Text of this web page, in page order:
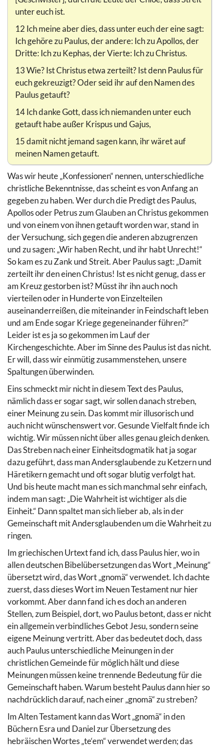
unter euch ist.
12 Ich meine aber dies, dass unter euch der eine sagt:
Ich gehöre zu Paulus, der andere: Ich zu Apollos, der
Dritte: Ich zu Kephas, der Vierte: Ich zu Christus.
13 Wie? Ist Christus etwa zerteilt? Ist denn Paulus für
euch gekreuzigt? Oder seid ihr auf den Namen des
Paulus getauft?
14 Ich danke Gott, dass ich niemanden unter euch
getauft habe außer Krispus und Gajus,
15 damit nicht jemand sagen kann, ihr wäret auf
meinen Namen getauft.
Was wir heute „Konfessionen“ nennen, unterschiedliche
christliche Bekenntnisse, das scheint es von Anfang an
gegeben zu haben. Wer durch die Predigt des Paulus,
Apollos oder Petrus zum Glauben an Christus gekommen
und von einem von ihnen getauft worden war, stand in
der Versuchung, sich gegen die anderen abzugrenzen
und zu sagen: „Wir haben Recht, und ihr habt Unrecht!“
So kam es zu Zank und Streit. Aber Paulus sagt: „Damit
zerteilt ihr den einen Christus! Ist es nicht genug, dass er
am Kreuz gestorben ist? Müsst ihr ihn auch noch
vierteilen oder in Hunderte von Einzelteilen
auseinanderreißen, die miteinander in Feindschaft leben
und am Ende sogar Kriege gegeneinander führen?“
Leider ist es ja so gekommen im Lauf der
Kirchengeschichte. Aber im Sinne des Paulus ist das nicht.
Er will, dass wir einmütig zusammenstehen, unsere
Spaltungen überwinden.
Eins schmeckt mir nicht in diesem Text des Paulus,
nämlich dass er sogar sagt, wir sollen danach streben,
einer Meinung zu sein. Das kommt mir illusorisch und
auch nicht wünschenswert vor. Gesunde Vielfalt finde ich
wichtig. Wir müssen nicht über alles genau gleich denken.
Das Streben nach einer Einheitsdogmatik hat ja sogar
dazu geführt, dass man Andersglaubende zu Ketzern und
Häretikern gemacht und oft sogar blutig verfolgt hat.
Und bis heute macht man es sich manchmal sehr einfach,
indem man sagt: „Die Wahrheit ist wichtiger als die
Einheit.“ Dann spaltet man sich lieber ab, als in der
Gemeinschaft mit Andersglaubenden um die Wahrheit zu
ringen.
Im griechischen Urtext fand ich, dass Paulus hier, wo in
allen deutschen Bibelübersetzungen das Wort „Meinung“
übersetzt wird, das Wort „gnomä“ verwendet. Ich dachte
zuerst, dass dieses Wort im Neuen Testament nur hier
vorkommt. Aber dann fand ich es doch an anderen
Stellen, zum Beispiel, dort, wo Paulus betont, dass er nicht
ein allgemein verbindliches Gebot Jesu, sondern seine
eigene Meinung vertritt. Aber das bedeutet doch, dass
auch Paulus unterschiedliche Meinungen in der
christlichen Gemeinde für möglich hält und diese
Meinungen müssen keine trennende Bedeutung für die
Gemeinschaft haben. Warum besteht Paulus dann hier so
nachdrücklich darauf, nach einer „gnomä“ zu streben?
Im Alten Testament kann das Wort „gnomä“ in den
Büchern Esra und Daniel zur Übersetzung des
hebräischen Wortes „te‘em“ verwendet werden; das